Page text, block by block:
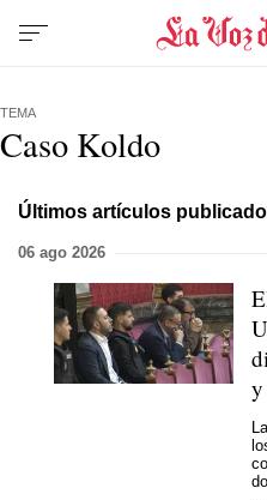
TEMA
Caso Koldo
Últimos artículos
06 ago 2026